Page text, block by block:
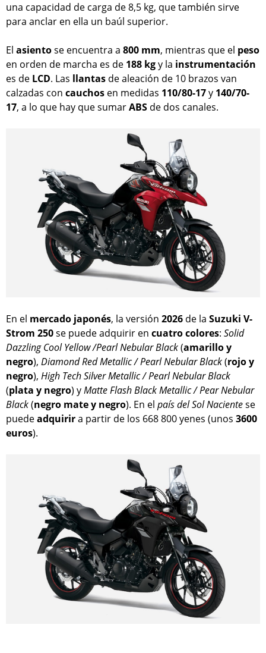
una capacidad de carga de 8,5 kg, que también sirve
para anclar en ella un baúl superior.
El asientose encuentra a 800 mm, mientras que el peso
en orden de marcha es de 188 kgy la instrumentación
es de LCD. Las llantas de aleación de 10 brazos van
calzadas con cauchos en medidas 110/80-17y 140/70-
17, a lo que hay que sumarABS de dos canales.
En el mercado japonés, la versión 2026 de la Suzuki V-
Strom 250se puede adquirir en cuatrocolores: Solid
Dazzling Cool Yellow /Pearl Nebular Black(amarillo y
negro), Diamond Red Metallic / Pearl Nebular Black(rojo y
negro), High Tech Silver Metallic / Pearl Nebular Black
(plata y negro) yMatte Flash Black Metallic / Pear Nebular
Black(negro mate y negro). En el país del Sol Nacientese
puedeadquirira partir de los 668 800 yenes (unos 3600
euros).